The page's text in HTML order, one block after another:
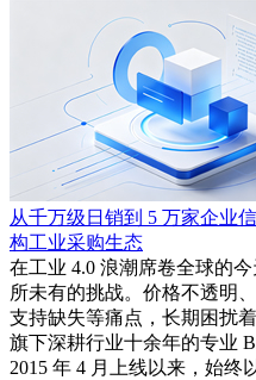
从千万级日销到 5 万家企业
构工业采购生态
在工业 4.0 浪潮席卷全球的
所未有的挑战。价格不透明
支持缺失等痛点，长期困扰
旗下深耕行业十余年的专业
2015 年 4 月上线以来，始